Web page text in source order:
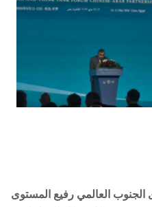
الجنوب العالمي رفيع المستوى